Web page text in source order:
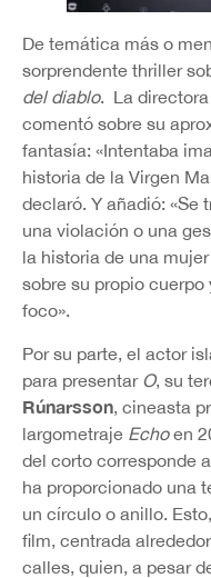
De temática más o
sorprendente thriller
del diablo. La
comentó sobre su
fantasía: «Intentaba
historia de la Virgen
declaró. Y añadió: «Se
una violación o una
la historia de una
sobre su propio cuerpo
foco».
Por su parte, el actor
para presentar O, su
Rúnarsson, cineasta
largometraje Echoen
del corto corresponde
ha proporcionado una
un círculo o anillo.
film, centrada
calles, quien, a pesar